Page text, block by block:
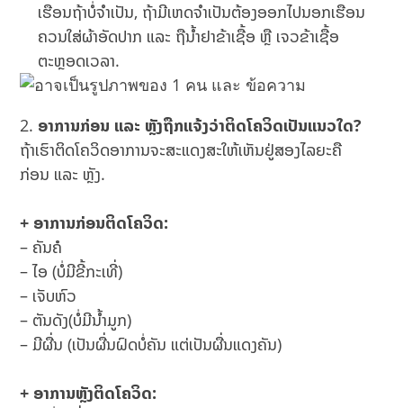
ເຮືອນຖ້າບໍ່ຈໍາເປັນ, ຖ້າມີເຫດຈຳເປັນຕ້ອງອອກໄປນອກເຮືອນ
ຄວນໃສ່ຜ້າອັດປາກ ແລະ ຖືນ້ຳຢາຂ້າເຊື້ອ ຫຼື ເຈວຂ້າເຊື້ອ
ຕະຫຼອດເວລາ.
ອາການກ່ອນ ແລະ ຫຼັງຖືກແຈ້ງວ່າຕິດໂຄວິດເປັນແນວໃດ?
ຖ້າເຮົາຕິດໂຄວິດອາການຈະສະແດງສະໃຫ້ເຫັນຢູ່ສອງໄລຍະຄື
ກ່ອນ ແລະ ຫຼັງ.
+ ອາການກ່ອນຕິດໂຄວິດ:
– ຄັນຄໍ
– ໄອ (ບໍ່ມີຂີ້ກະເທີ່)
– ເຈັບຫົວ
– ຕັນດັງ(ບໍ່ມີນ້ຳມູກ)
– ມີຜື່ນ (ເປັນຜື່ນຝົດບໍ່ຄັນ ແຕ່ເປັນຜື່ນແດງຄັນ)
+ ອາການຫຼັງຕິດໂຄວິດ: